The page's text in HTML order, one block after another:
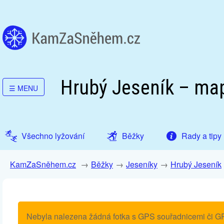
☰ MENU Hrubý Jeseník –
Všechno lyžování Běžky Rady a tipy
KamZaSněhem.cz Běžky Jeseníky Hrubý Jeseník
Nebyla nalezena žádná fotka s GPS souřadnicemi či